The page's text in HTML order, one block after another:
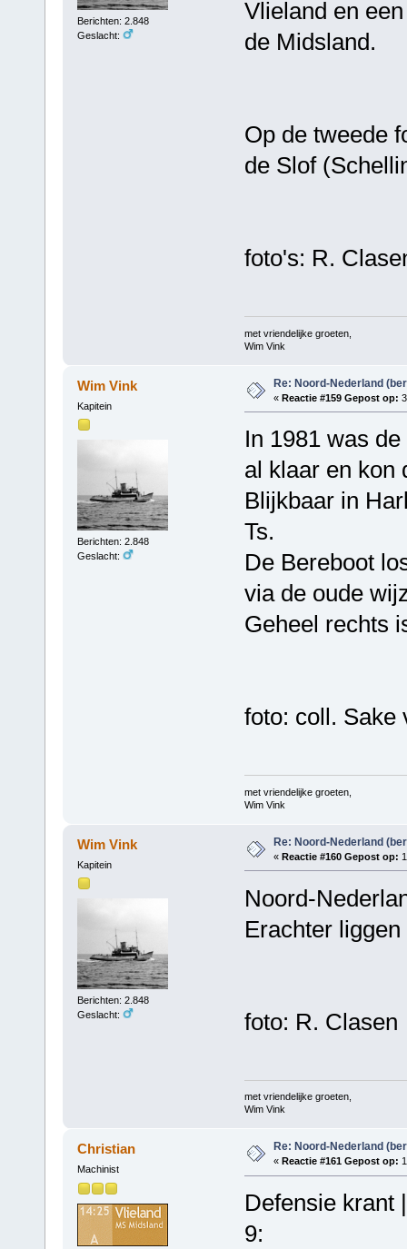
Berichten: 2.848
Geslacht:
Vlieland en
de Midsland.
Op de tweede
de Slof
foto's: R.
met vriendelijke groeten,
Wim Vink
Wim Vink
Kapitein
Berichten: 2.848
Geslacht:
Re: Noord-Nederland
« Reactie #159 Gepost op:
In 1981 was
al klaar en kon
Blijkbaar in
Ts.
De Bereboot
via de oude
Geheel rechts
foto: coll. Sake
met vriendelijke groeten,
Wim Vink
Wim Vink
Kapitein
Berichten: 2.848
Geslacht:
Re: Noord-Nederland
« Reactie #160 Gepost op:
Noord-
Erachter
foto: R. Clasen
met vriendelijke groeten,
Wim Vink
Christian
Machinist
Re: Noord-Nederland
« Reactie #161 Gepost op:
Defensie krant
9: